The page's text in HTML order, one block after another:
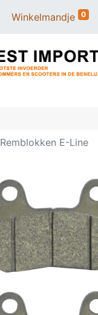
Winkelmandje 0
Remblokken E-Line